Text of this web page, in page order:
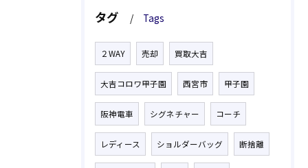
タグ Tags
２WAY 売却 買取大吉
大吉コロワ甲子園 西宮市 甲子園
阪神電車 シグネチャー コーチ
レディース ショルダーバッグ 断捨離